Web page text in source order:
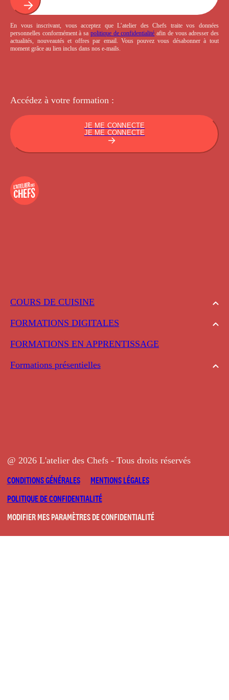
COURS DE CUISINE
FORMATIONS DIGITALES
FORMATIONS EN APPRENTISSAGE
Formations présentielles
En vous inscrivant, vous acceptez que L’atelier des Chefs traite vos données
personnelles conformément à sa politique de confidentialité afin de vous adresser des
actualités, nouveautés et offres par email. Vous pouvez vous désabonner à tout
moment grâce au lien inclus dans nos e-mails.
Accédez à votre formation :
JE ME CONNECTE
JE ME CONNECTE
@ 2026 L'atelier des Chefs - Tous droits réservés
CONDITIONS GÉNÉRALES
MENTIONS LÉGALES
POLITIQUE DE CONFIDENTIALITÉ
MODIFIER MES PARAMÈTRES DE CONFIDENTIALITÉ